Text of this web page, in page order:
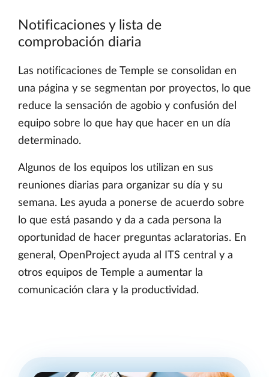
Notificaciones y lista de
comprobación diaria
Las notificaciones de Temple se consolidan en
una página y se segmentan por proyectos, lo que
reduce la sensación de agobio y confusión del
equipo sobre lo que hay que hacer en un día
determinado.
Algunos de los equipos los utilizan en sus
reuniones diarias para organizar su día y su
semana. Les ayuda a ponerse de acuerdo sobre
lo que está pasando y da a cada persona la
oportunidad de hacer preguntas aclaratorias. En
general, OpenProject ayuda al ITS central y a
otros equipos de Temple a aumentar la
comunicación clara y la productividad.